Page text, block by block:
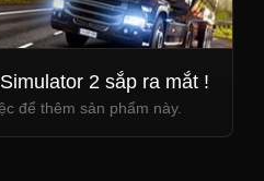
2 sắp ra mắt !
để thêm sản phẩm này.